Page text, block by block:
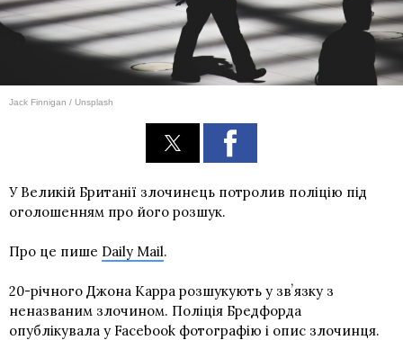
Jack Finnigan / Unsplash
У Великій Британії злочинець потролив поліцію під
оголошенням про його розшук.
Про це пише Daily Mail.
20-річного Джона Карра розшукують у звʼязку з
неназваним злочином. Поліція Бредфорда
опублікувала у Facebook фотографію і опис злочинця.